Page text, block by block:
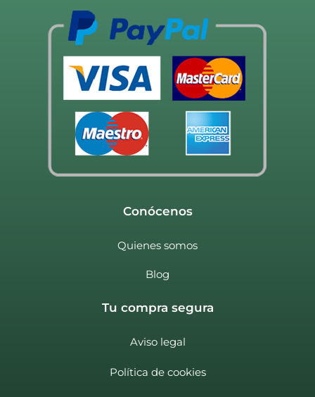
Conócenos
Quienes somos
Blog
Tu compra segura
Aviso legal
Política de cookies